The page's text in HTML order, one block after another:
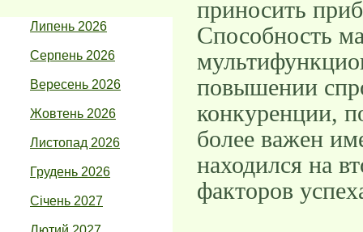
Липень 2026
Серпень 2026
Вересень 2026
Жовтень 2026
Листопад 2026
Грудень 2026
Січень 2027
приносить
Способность
повышении
конкуренции,
более важен
находился на
факторов